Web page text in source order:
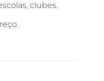
clubes.